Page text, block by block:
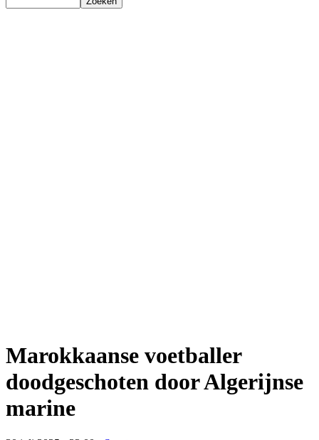
Marokkaanse voetballer
doodgeschoten door Algerijnse
marine